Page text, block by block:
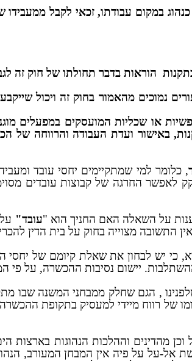
מלאה, כנהוג במקום עבודתו, זכאי לקבל
נמוכים מהאמור בחוק זה ויכול
או שכליות המועסקים במפעלים
בתקנות, באישור ועדת העבודה והרווחה
, כלומר למי שמתקיימים יחסי עובד
לאפשר החרגה של קבוצות עובדים
על השאלה האם החניך הוא "עובד"
התשובה מצוייה בחוק על בית הדין
כי יש לבחון את שאלת קיומם של
יישום נסיבות ההכשרה, על פי
, הגם שחלק ממבחני המשנה שבו
של רווח מיידי למעסיק בתקופת
וכן מהדינים וההלכות הנהוגות בארצות
אל-על על פיה אין המבחן המעורב,